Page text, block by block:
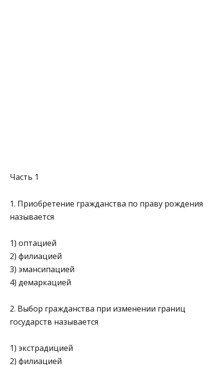
Часть 1
1. Приобретение гражданства по праву рождения
называется
1) оптацией
2) филиацией
3) эмансипацией
4) демаркацией
2. Выбор гражданства при изменении границ
государств называется
1) экстрадицией
2) филиацией